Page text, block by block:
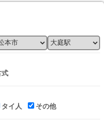
式
タイ人 その他